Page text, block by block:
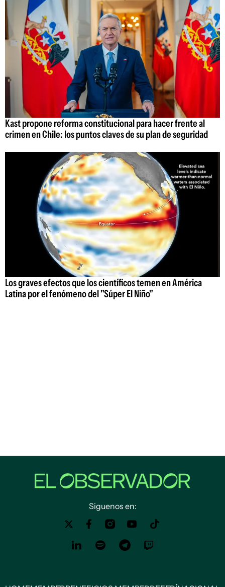
Kast propone reforma constitucional para hacer frente al
crimen en Chile: los puntos claves de su plan de seguridad
Los graves efectos que los científicos temen en América
Latina por el fenómeno del "Súper El Niño"
Siguenos en: